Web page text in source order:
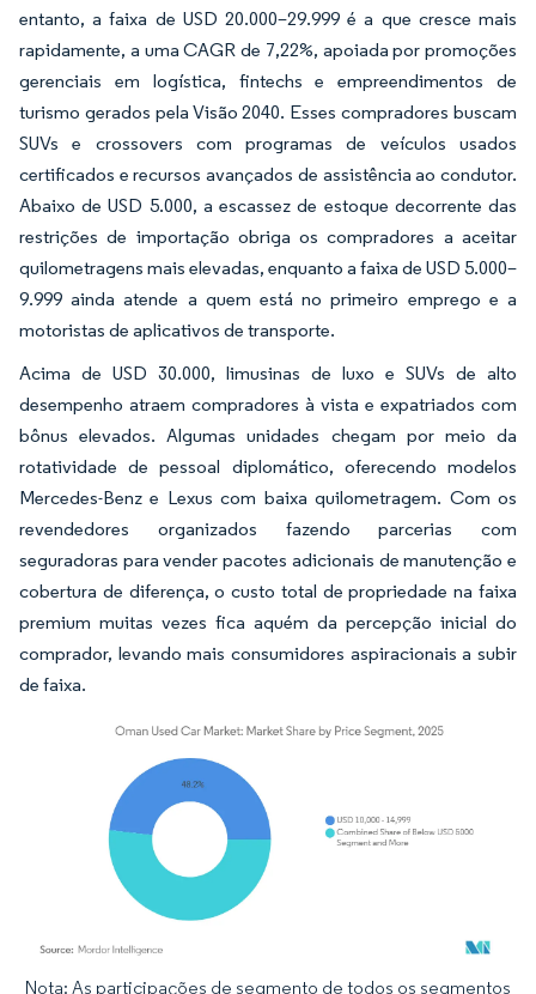
entanto, a faixa de USD 20.000–29.999 é a que cresce mais
rapidamente, a uma CAGR de 7,22%, apoiada por promoções
gerenciais em logística, fintechs e empreendimentos de
turismo gerados pela Visão 2040. Esses compradores buscam
SUVs e crossovers com programas de veículos usados
certificados e recursos avançados de assistência ao condutor.
Abaixo de USD 5.000, a escassez de estoque decorrente das
restrições de importação obriga os compradores a aceitar
quilometragens mais elevadas, enquanto a faixa de USD 5.000–
9.999 ainda atende a quem está no primeiro emprego e a
motoristas de aplicativos de transporte.
Acima de USD 30.000, limusinas de luxo e SUVs de alto
desempenho atraem compradores à vista e expatriados com
bônus elevados. Algumas unidades chegam por meio da
rotatividade de pessoal diplomático, oferecendo modelos
Mercedes-Benz e Lexus com baixa quilometragem. Com os
revendedores organizados fazendo parcerias com
seguradoras para vender pacotes adicionais de manutenção e
cobertura de diferença, o custo total de propriedade na faixa
premium muitas vezes fica aquém da percepção inicial do
comprador, levando mais consumidores aspiracionais a subir
de faixa.
Nota: As participações de segmento de todos os segmentos